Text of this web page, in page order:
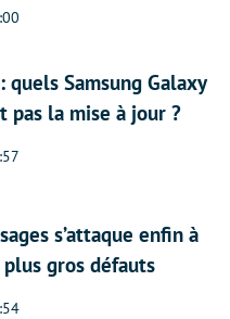
Samsung Galaxy
pas la mise à jour ?
s’attaque enfin à
gros défauts